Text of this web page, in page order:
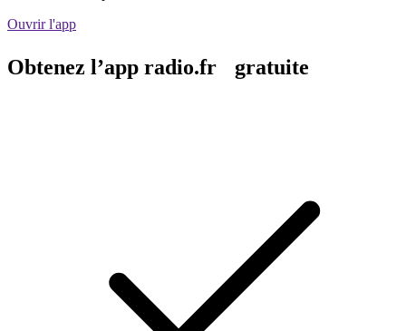
Ouvrir l'app
Obtenez l’app radio.fr gratuite